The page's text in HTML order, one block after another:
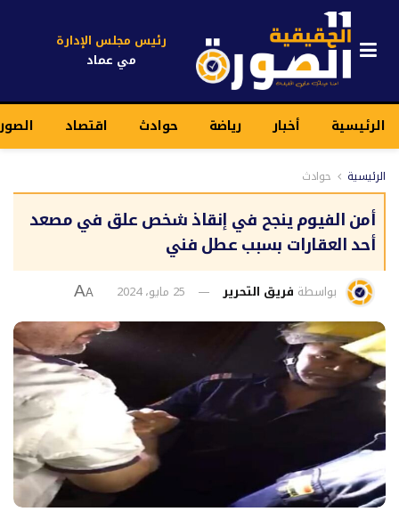
رئيس مجلس الإدارة
مي عماد
الرئيسية أخبار رياضة حوادث اقتصاد
الرئيسية حوادث
أمن الفيوم ينجح في إنقاذ شخص علق في مصعد
أحد العقارات بسبب عطل فني
بواسطة فريق التحرير 25 مايو، 2024 A
A